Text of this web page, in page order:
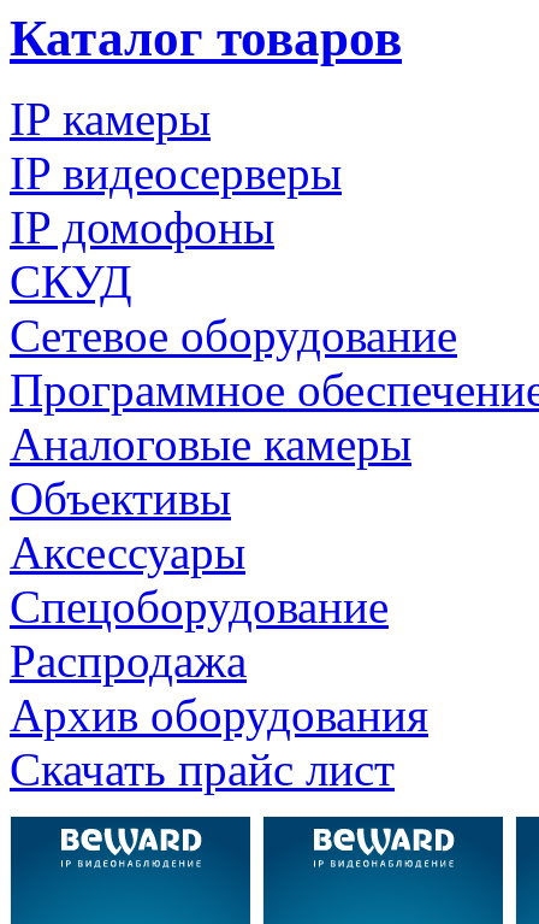
Каталог товаров
IP камеры
IP видеосерверы
IP домофоны
СКУД
Сетевое оборудование
Программное
Аналоговые камеры
Объективы
Аксессуары
Спецоборудование
Распродажа
Архив оборудования
Скачать прайс лист